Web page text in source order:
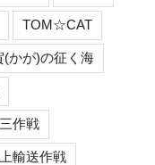
TOM☆CAT
(かが)の征く海
作戦
輸送作戦